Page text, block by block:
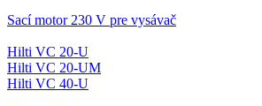
Sací motor 230 V pre vysávač
Hilti VC 20-U
Hilti VC 20-UM
Hilti VC 40-U